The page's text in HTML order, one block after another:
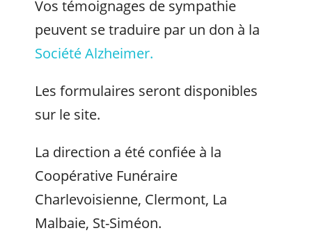
Vos témoignages de sympathie
peuvent se traduire par un don à la
Société Alzheimer.
Les formulaires seront disponibles
sur le site.
La direction a été confiée à la
Coopérative Funéraire
Charlevoisienne, Clermont, La
Malbaie, St-Siméon.